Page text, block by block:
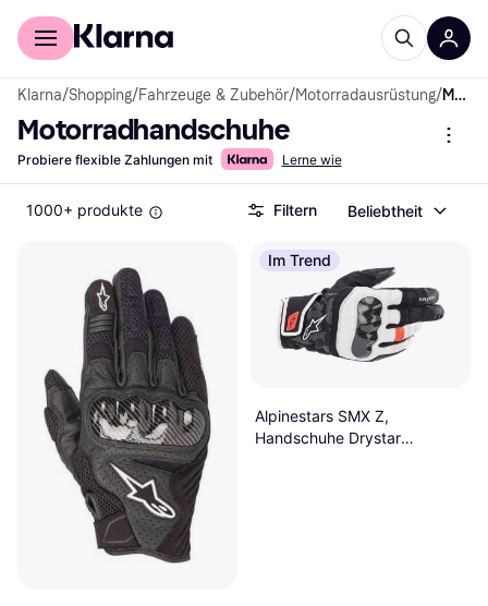
Für Shopper
Klarna/Shopping/Fahrzeuge & Zubehör/Motorradausrüstung/ Motorradhandschuhe
Motorradhandschuhe
Probiere flexible Zahlungen mit Lerne wie
1000+ produkte Filtern Beliebtheit
Im Trend
Alpinestars SMX Z,
Handschuhe Drystar